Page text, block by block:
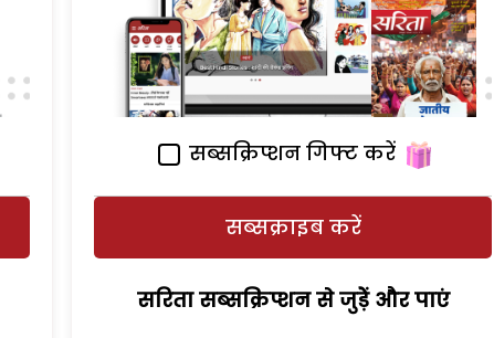
सब्सक्रिप्शन गिफ्ट करें
सब्सक्राइब करें
सरिता सब्सक्रिप्शन से जुड़ेें और पाएं